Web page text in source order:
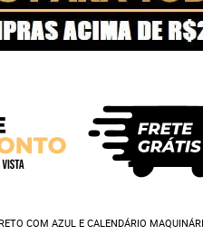
COM AZUL E CALENDÁRIO